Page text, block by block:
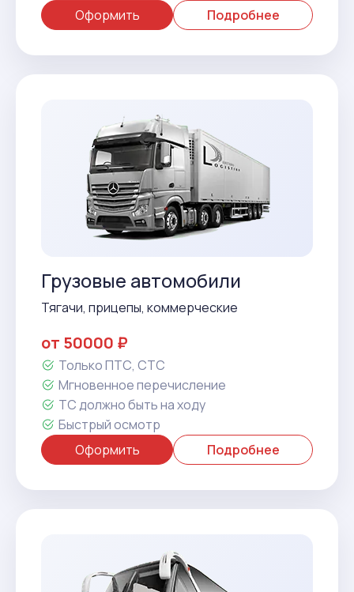
Оформить
Подробнее
Грузовые автомобили
Тягачи, прицепы, коммерческие
от 50000 ₽
Только ПТС, СТС
Мгновенное перечисление
ТС должно быть на ходу
Быстрый осмотр
Оформить
Подробнее